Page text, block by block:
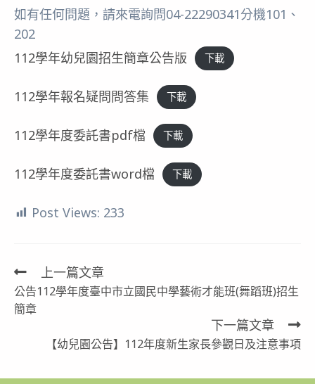
如有任何問題，請來電詢問04-22290341分機101、
202
112學年幼兒園招生簡章公告版
下載
112學年報名疑問問答集 下載
112學年度委託書pdf檔 下載
112學年度委託書word檔 下載
Post Views: 233
Read
more
上一篇文章
公告112學年度臺中市立國民中學藝術才能班(舞蹈班)招生
簡章
下一篇文章
【幼兒園公告】112年度新生家長參觀日及注意事項